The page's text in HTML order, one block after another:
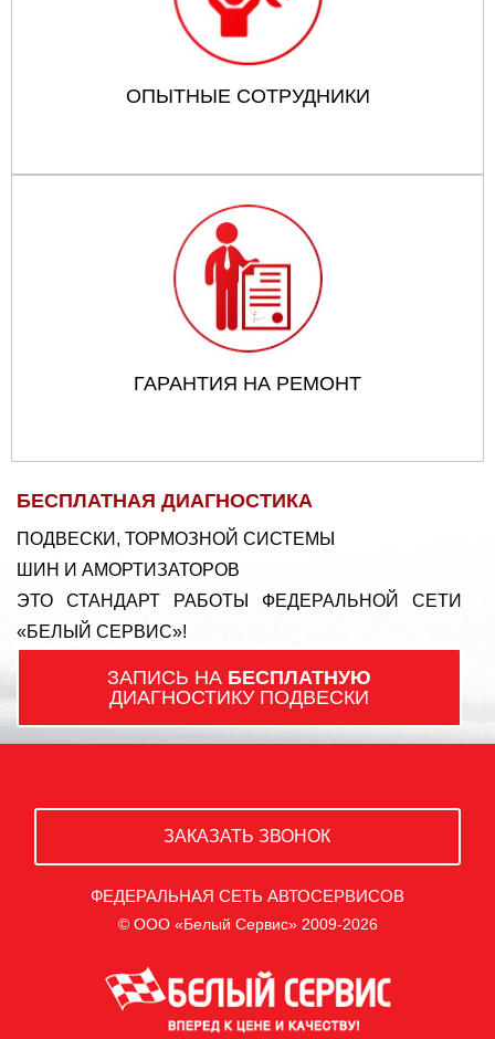
ОПЫТНЫЕ СОТРУДНИКИ
ГАРАНТИЯ НА РЕМОНТ
БЕСПЛАТНАЯ ДИАГНОСТИКА
ПОДВЕСКИ, ТОРМОЗНОЙ СИСТЕМЫ
ШИН И АМОРТИЗАТОРОВ
ЭТО СТАНДАРТ РАБОТЫ ФЕДЕРАЛЬНОЙ СЕТИ
«БЕЛЫЙ СЕРВИС»!
ЗАПИСЬ НА БЕСПЛАТНУЮ
ДИАГНОСТИКУ ПОДВЕСКИ
ЗАКАЗАТЬ ЗВОНОК
ФЕДЕРАЛЬНАЯ СЕТЬ АВТОСЕРВИСОВ
© ООО «Белый Сервис» 2009-2026